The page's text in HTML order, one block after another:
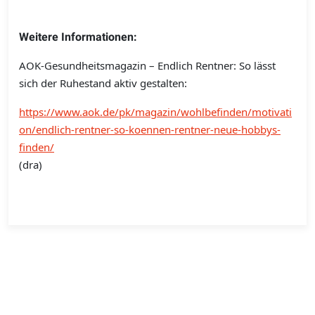
Weitere Informationen:
AOK-Gesundheitsmagazin – Endlich Rentner: So lässt
sich der Ruhestand aktiv gestalten:
https://www.aok.de/pk/magazin/wohlbefinden/motivati
on/endlich-rentner-so-koennen-rentner-neue-hobbys-
finden/
(dra)